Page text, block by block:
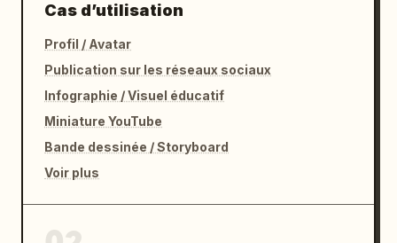
Cas d’utilisation
Profil / Avatar
Publication sur les réseaux sociaux
Infographie / Visuel éducatif
Miniature YouTube
Bande dessinée / Storyboard
Voir plus